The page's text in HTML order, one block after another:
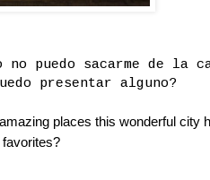
puedo sacarme de la
presentar alguno?
places this wonderful city